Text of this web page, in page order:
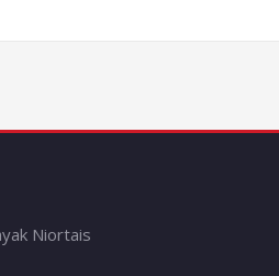
Niortais